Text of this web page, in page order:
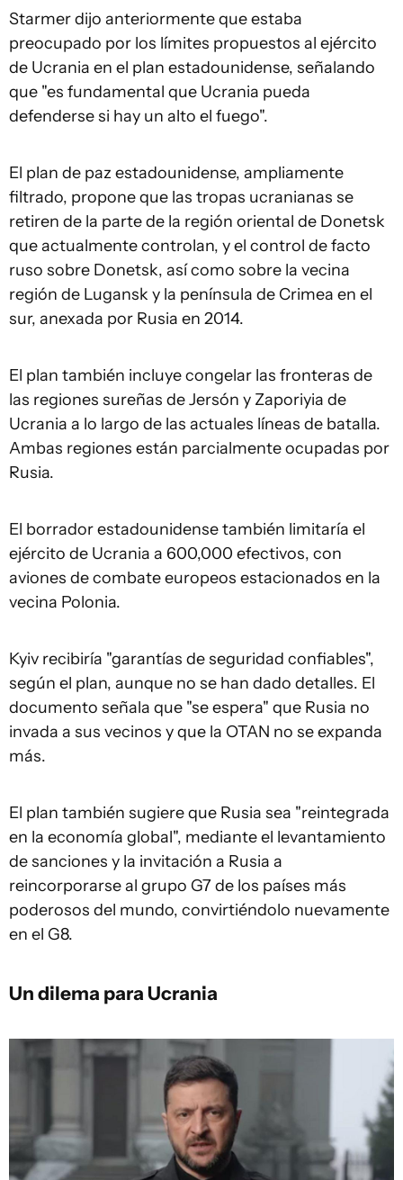
Starmer dijo anteriormente que estaba
preocupado por los límites propuestos al ejército
de Ucrania en el plan estadounidense, señalando
que "es fundamental que Ucrania pueda
defenderse si hay un alto el fuego".
El plan de paz estadounidense, ampliamente
filtrado, propone que las tropas ucranianas se
retiren de la parte de la región oriental de Donetsk
que actualmente controlan, y el control de facto
ruso sobre Donetsk, así como sobre la vecina
región de Lugansk y la península de Crimea en el
sur, anexada por Rusia en 2014.
El plan también incluye congelar las fronteras de
las regiones sureñas de Jersón y Zaporiyia de
Ucrania a lo largo de las actuales líneas de batalla.
Ambas regiones están parcialmente ocupadas por
Rusia.
El borrador estadounidense también limitaría el
ejército de Ucrania a 600,000 efectivos, con
aviones de combate europeos estacionados en la
vecina Polonia.
Kyiv recibiría "garantías de seguridad confiables",
según el plan, aunque no se han dado detalles. El
documento señala que "se espera" que Rusia no
invada a sus vecinos y que la OTAN no se expanda
más.
El plan también sugiere que Rusia sea "reintegrada
en la economía global", mediante el levantamiento
de sanciones y la invitación a Rusia a
reincorporarse al grupo G7 de los países más
poderosos del mundo, convirtiéndolo nuevamente
en el G8.
Un dilema para Ucrania